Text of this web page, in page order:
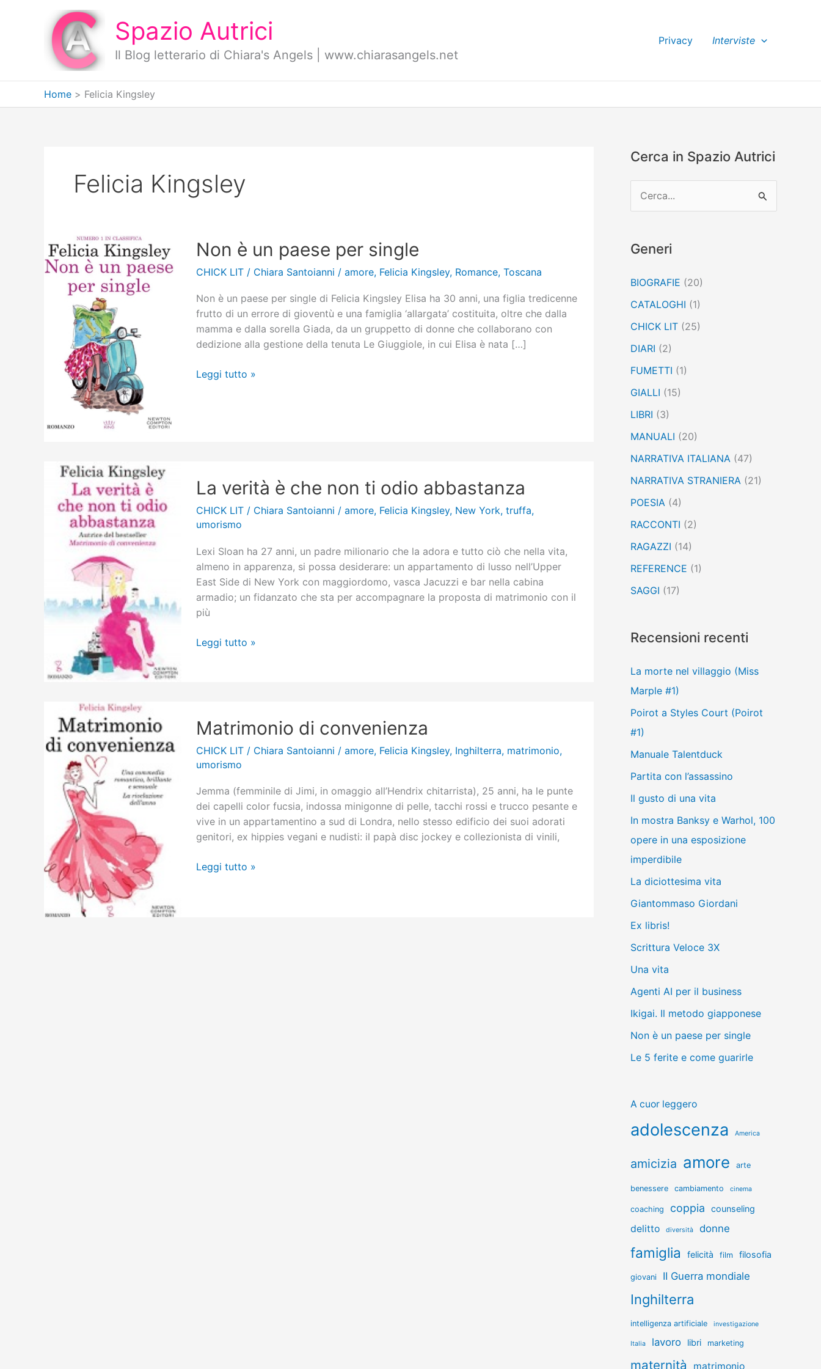
Spazio Autrici
Il Blog letterario di Chiara's Angels | www.chiarasangels.net
Privacy Interviste
Home Felicia Kingsley
Felicia Kingsley
Non è un paese per single
CHICK LIT / Chiara Santoianni / amore, Felicia Kingsley, Romance, Toscana
Non è un paese per single di Felicia Kingsley Elisa ha 30 anni, una figlia tredicenne
frutto di un errore di gioventù e una famiglia ‘allargata’ costituita, oltre che dalla
mamma e dalla sorella Giada, da un gruppetto di donne che collaborano con
dedizione alla gestione della tenuta Le Giuggiole, in cui Elisa è nata […]
Non
Leggi tutto »
La verità è che non ti odio abbastanza
CHICK LIT / Chiara Santoianni / amore, Felicia Kingsley, New York, truffa,
umorismo
Lexi Sloan ha 27 anni, un padre milionario che la adora e tutto ciò che nella vita,
almeno in apparenza, si possa desiderare: un appartamento di lusso nell’Upper
East Side di New York con maggiordomo, vasca Jacuzzi e bar nella cabina
armadio; un fidanzato che sta per accompagnare la proposta di matrimonio con il
più
La
odio
abbastanza
Leggi tutto »
Matrimonio di convenienza
CHICK LIT / Chiara Santoianni / amore, Felicia Kingsley, Inghilterra, matrimonio,
umorismo
Jemma (femminile di Jimi, in omaggio all’Hendrix chitarrista), 25 anni, ha le punte
dei capelli color fucsia, indossa minigonne di pelle, tacchi rossi e trucco pesante e
vive in un appartamentino a sud di Londra, nello stesso edificio dei suoi adorati
genitori, ex hippies vegani e nudisti: il papà disc jockey e collezionista di vinili,
Matrimonio
Leggi tutto »
Cerca in Spazio Autrici
e
c
:
Generi
BIOGRAFIE (20)
CATALOGHI (1)
CHICK LIT (25)
DIARI (2)
FUMETTI (1)
GIALLI (15)
LIBRI (3)
MANUALI (20)
NARRATIVA ITALIANA (47)
NARRATIVA STRANIERA (21)
POESIA (4)
RACCONTI (2)
RAGAZZI (14)
REFERENCE (1)
SAGGI (17)
Recensioni recenti
La morte nel villaggio (Miss
Marple #1)
Poirot a Styles Court (Poirot
#1)
Manuale Talentduck
Partita con l’assassino
Il gusto di una vita
In mostra Banksy e Warhol, 100
opere in una esposizione
imperdibile
La diciottesima vita
Giantommaso Giordani
Ex libris!
Scrittura Veloce 3X
Una vita
Agenti AI per il business
Ikigai. Il metodo giapponese
Non è un paese per single
Le 5 ferite e come guarirle
A cuor leggero
adolescenza America
amicizia amore arte
benessere cambiamento cinema
coaching coppia counseling
delitto diversità donne
famiglia felicità film filosofia
giovani II Guerra mondiale
Inghilterra
intelligenza artificiale investigazione
Italia lavoro libri marketing
maternità matrimonio